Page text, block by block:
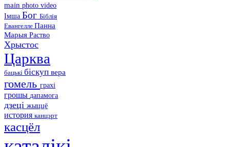
main photo video
Імша Бог Біблія
Евангелле Панна
Марыя Раство
Хрыстос
Царква
бацькі біскуп вера
гомель грахі
грошы дапамога
дзеці жыццё
история канцэрт
касцёл